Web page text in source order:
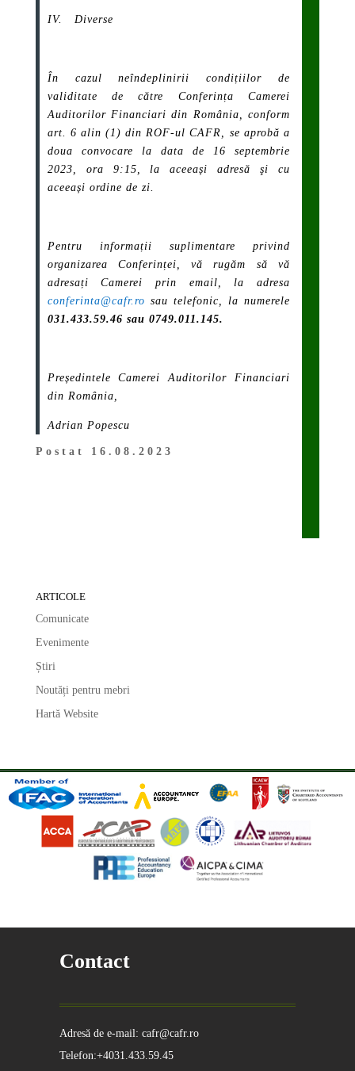
IV. Diverse
În cazul neîndeplinirii condițiilor de
validitate de către Conferința Camerei
Auditorilor Financiari din România, conform
art. 6 alin (1) din ROF-ul CAFR, se aprobă a
doua convocare la data de 16 septembrie
2023, ora 9:15, la aceeași adresă şi cu
aceeași ordine de zi.
Pentru informații suplimentare privind
organizarea Conferinței, vă rugăm să vă
adresați Camerei prin email, la adresa
conferinta@cafr.ro sau telefonic, la numerele
031.433.59.46 sau 0749.011.145.
Președintele Camerei Auditorilor Financiari
din România,
Adrian Popescu
Postat 16.08.2023
ARTICOLE
Comunicate
Evenimente
Știri
Noutăți pentru mebri
Hartă Website
Contact
Adresă de e-mail: cafr@cafr.ro
Telefon:+4031.433.59.45